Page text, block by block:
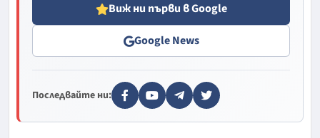
Виж ни първи в Google
Google News
Последвайте ни: